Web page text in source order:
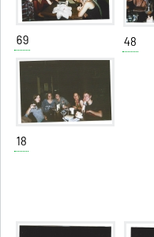
69 48
18